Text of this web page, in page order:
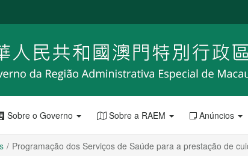
Sobre o Governo Sobre a RAEM Anúncios
Programação dos Serviços de Saúde para a prestação de